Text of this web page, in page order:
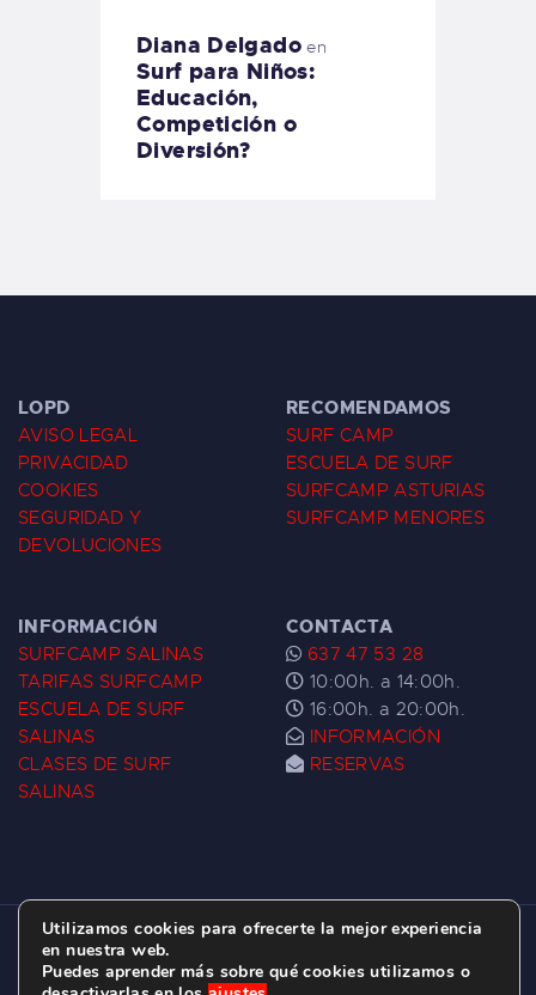
Diana Delgadoen
Surf para Niños:
Educación,
Competición o
Diversión?
LOPD
AVISO LEGAL
PRIVACIDAD
COOKIES
SEGURIDAD Y
DEVOLUCIONES
RECOMENDAMOS
SURF CAMP
ESCUELA DE SURF
SURFCAMP ASTURIAS
SURFCAMP MENORES
INFORMACIÓN
SURFCAMP SALINAS
TARIFAS SURFCAMP
ESCUELA DE SURF
SALINAS
CLASES DE SURF
SALINAS
CONTACTA
637 47 53 28
10:00h. a 14:00h.
16:00h. a 20:00h.
INFORMACIÓN
RESERVAS
ESCUELA DE SURF LAS DUNAS ©
C/ BERNARDO ÁLVAREZ GALAN 1, SALINAS
Utilizamos cookies para ofrecerte la mejor experiencia
en nuestra web.
Puedes aprender más sobre qué cookies utilizamos o